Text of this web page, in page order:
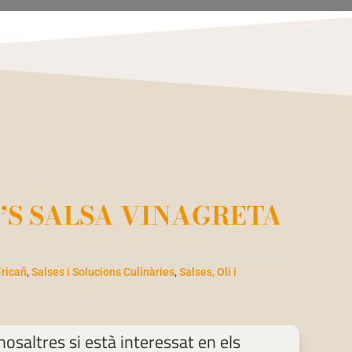
SALSA VINAGRETA
,Salses i Solucions Culinàries,Salses, Oli i
si està interessat en els